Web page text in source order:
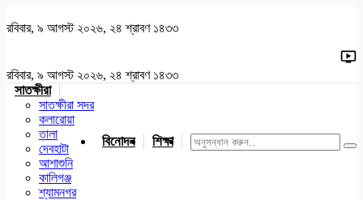
রবিবার, ৯ আগস্ট ২০২৬, ২৪ শ্রাবণ ১৪৩৩
রবিবার, ৯ আগস্ট ২০২৬, ২৪ শ্রাবণ ১৪৩৩
সাতক্ষীরা
সাতক্ষীরা সদর
কলারোয়া
তালা
দেবহাটা
আশাশুনি
কালিগঞ্জ
শ্যামনগর
বিনোদন শিক্ষা খেলাধুলা জাতীয় যশোর